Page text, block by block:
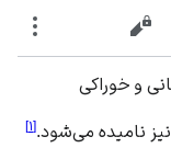
نمایش مبدأ
و خوراکی
نامیده می‌شود.[۱]